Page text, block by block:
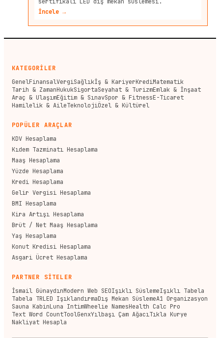
İncele →
KATEGORİLER
GenelFinansalVergiSağlıkİş & KariyerKrediMatematik
Tarih & ZamanHukukSigortaSeyahat & TurizmEmlak & İnşaat
Araç & UlaşımEğitim & SınavSpor & FitnessE-Ticaret
Hamilelik & AileTeknolojiÖzel & Kültürel
POPÜLER ARAÇLAR
KDV Hesaplama
Kıdem Tazminatı Hesaplama
Maaş Hesaplama
Yüzde Hesaplama
Kredi Hesaplama
Gelir Vergisi Hesaplama
BMI Hesaplama
Kira Artışı Hesaplama
Brüt / Net Maaş Hesaplama
Yaş Hesaplama
Konut Kredisi Hesaplama
Asgari Ücret Hesaplama
PARTNER SİTELER
İsmail GünaydınModern Web SEOIşıklı SüslemeIşıklı Tabela
Tabela TRLED IşıklandırmaDış Mekan SüslemeA1 Organizasyon
Sauna KabinLuna IntimWheelie NamesHealth Calc Pro
Text Word CountToolGenxYılbaşı Çam AğacıTıkla Kurye
Nakliyat Hesapla